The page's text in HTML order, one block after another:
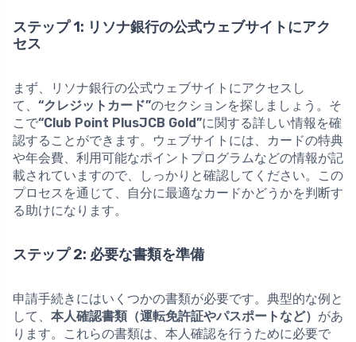
ステップ 1: リソナ銀行の公式ウェブサイトにアク
セス
まず、リソナ銀行の公式ウェブサイトにアクセスし
て、 “クレジットカード”のセクションを探しましょう。そ
こで“Club Point PlusJCB Gold”に関する詳しい情報を確
認することができます。ウェブサイトには、カードの特典
や年会費、利用可能なポイントプログラムなどの情報が記
載されていますので、しっかりと確認してください。この
プロセスを通じて、自分に最適なカードかどうかを判断す
る助けになります。
ステップ 2: 必要な書類を準備
申請手続きにはいくつかの書類が必要です。典型的な例と
して、 本人確認書類（運転免許証やパスポートなど） があ
ります。これらの書類は、本人確認を行うために必要で